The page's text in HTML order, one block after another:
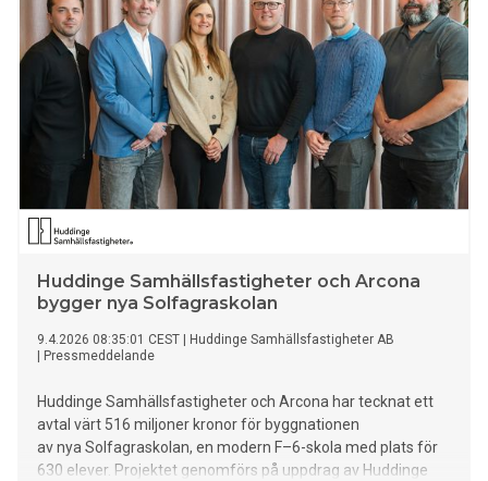
Huddinge Samhällsfastigheter och Arcona
bygger nya Solfagraskolan
9.4.2026 08:35:01 CEST
Huddinge Samhällsfastigheter AB
Pressmeddelande
Huddinge Samhällsfastigheter och Arcona har tecknat ett
avtal värt 516 miljoner kronor för byggnationen
av nya Solfagraskolan, en modern F–6-skola med plats för
630 elever. Projektet genomförs på uppdrag av Huddinge